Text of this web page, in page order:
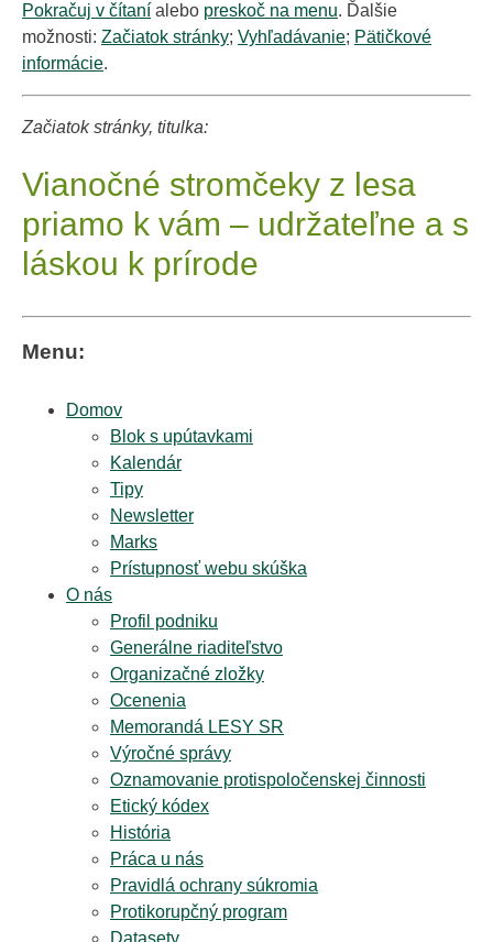
Pokračuj v čítaní alebo preskoč na menu. Ďalšie
možnosti: Začiatok stránky; Vyhľadávanie; Pätičkové
informácie.
Začiatok stránky, titulka:
Vianočné stromčeky z lesa
priamo k vám – udržateľne a s
láskou k prírode
Menu:
Domov
Blok s upútavkami
Kalendár
Tipy
Newsletter
Marks
Prístupnosť webu skúška
O nás
Profil podniku
Generálne riaditeľstvo
Organizačné zložky
Ocenenia
Memorandá LESY SR
Výročné správy
Oznamovanie protispoločenskej činnosti
Etický kódex
História
Práca u nás
Pravidlá ochrany súkromia
Protikorupčný program
Datasety